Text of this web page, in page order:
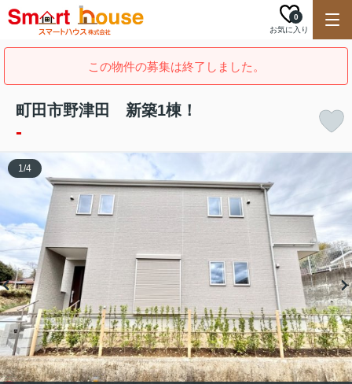
お気に入り
0
この物件の募集は終了しました。
町田市野津田 新築1棟！
-
1/4